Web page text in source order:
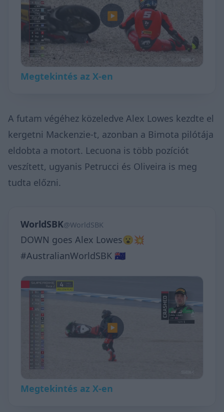
▶
Megtekintés az X-en
A futam végéhez közeledve Alex Lowes kezdte el
kergetni Mackenzie-t, azonban a Bimota pilótája
eldobta a motort. Lecuona is több pozíciót
veszített, ugyanis Petrucci és Oliveira is meg
tudta előzni.
WorldSBK@WorldSBK
DOWN goes Alex Lowes😮💥
#AustralianWorldSBK 🇦🇺
▶
Megtekintés az X-en